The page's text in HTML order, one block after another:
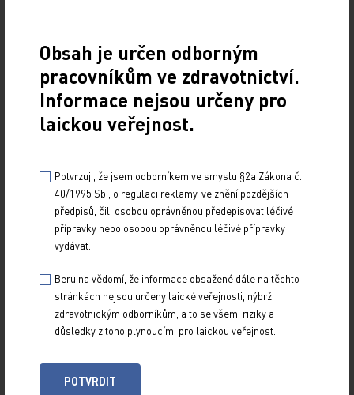
modifikované autologní T lymfocyty pacienta, které…
Iptakopan – blokátor alternativní dráhy
komplementu v léčbě paroxysmální noční
hemoglobinurie
30. 4. 2024
Paroxysmální noční hemoglobinurie je potenciálně
závažné onemocnění krvetvorby s jasnou patofyziologií
vzniku. Inhibitory C5 složky komplementu se…
Quo vadis, hematologie?
Pod záštitou České hematologické společnosti ČLS JEP
XXXIV. olomoucké hematologické dny.…
Obsah je určen odborným
pracovníkům ve zdravotnictví.
Informace nejsou určeny pro
laickou veřejnost.
Potvrzuji, že jsem odborníkem ve smyslu §2a Zákona č.
40/1995 Sb., o regulaci reklamy, ve znění pozdějších
předpisů, čili osobou oprávněnou předepisovat léčivé
přípravky nebo osobou oprávněnou léčivé přípravky
vydávat.
Beru na vědomí, že informace obsažené dále na těchto
stránkách nejsou určeny laické veřejnosti, nýbrž
zdravotnickým odborníkům, a to se všemi riziky a
důsledky z toho plynoucími pro laickou veřejnost.
POTVRDIT